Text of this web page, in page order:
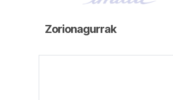
Zorionagurrak